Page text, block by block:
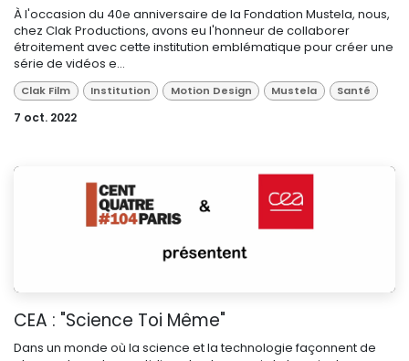
À l'occasion du 40e anniversaire de la Fondation Mustela, nous,
chez Clak Productions, avons eu l'honneur de collaborer
étroitement avec cette institution emblématique pour créer une
série de vidéos e...
Clak Film Institution Motion Design Mustela Santé
7 oct. 2022
CEA : "Science Toi Même"
Dans un monde où la science et la technologie façonnent de